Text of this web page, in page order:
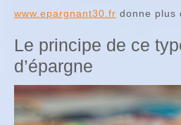
www.epargnant30.fr donne plus
Le principe de ce
d’épargne